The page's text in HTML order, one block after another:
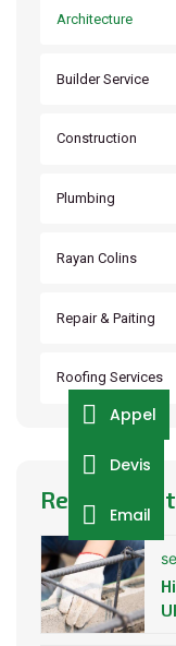
Architecture
Builder Service
Construction
Plumbing
Rayan Colins
Repair & Paiting
Roofing Services
Recent
Appel
Devis
Email